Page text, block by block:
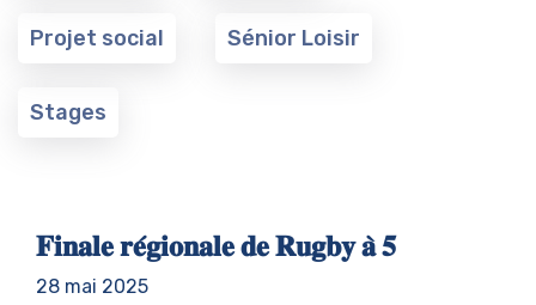
Projet social Sénior Loisir
Stages
𝐅𝐢𝐧𝐚𝐥𝐞 𝐫𝐞́𝐠𝐢𝐨𝐧𝐚𝐥𝐞 𝐝𝐞 𝐑𝐮𝐠𝐛𝐲 𝐚̀ 𝟓
28 mai 2025